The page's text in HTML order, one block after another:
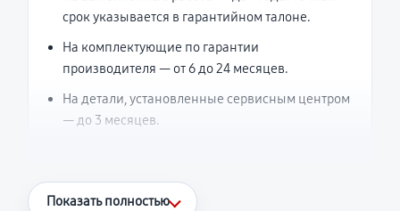
срок указывается в гарантийном талоне.
На комплектующие по гарантии
производителя — от 6 до 24 месяцев.
На детали, установленные сервисным центром
— до 3 месяцев.
Что считается гарантийным случаем
Показать полностью